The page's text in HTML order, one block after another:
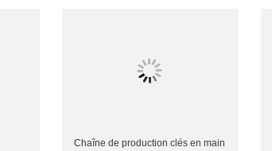
Chaîne de production clés en main